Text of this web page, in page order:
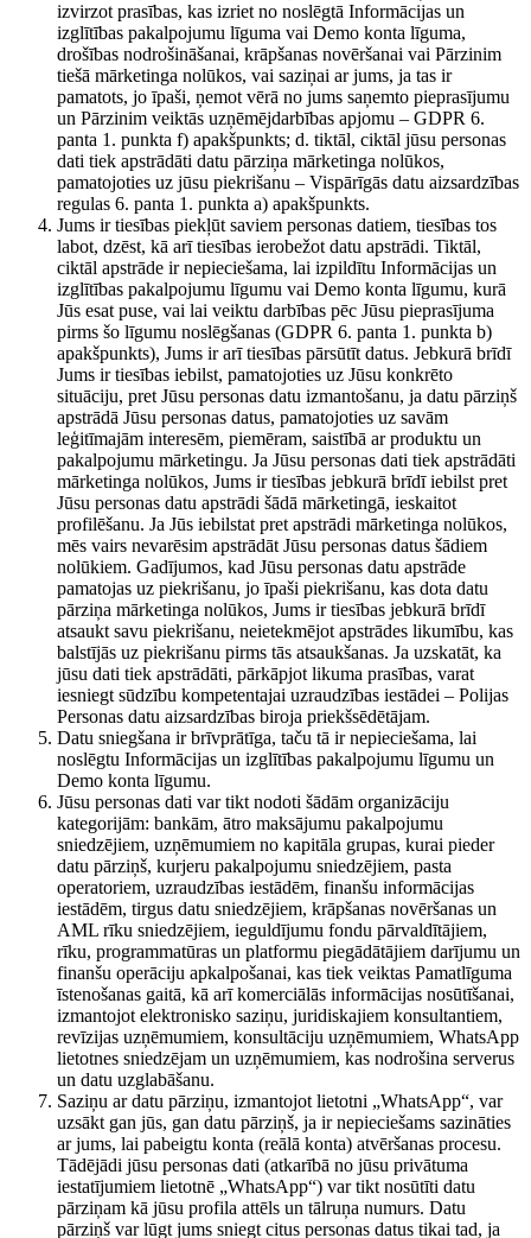
izvirzot prasības, kas izriet no noslēgtā Informācijas un
izglītības pakalpojumu līguma vai Demo konta līguma,
drošības nodrošināšanai, krāpšanas novēršanai vai Pārzinim
tiešā mārketinga nolūkos, vai saziņai ar jums, ja tas ir
pamatots, jo īpaši, ņemot vērā no jums saņemto pieprasījumu
un Pārzinim veiktās uzņēmējdarbības apjomu – GDPR 6.
panta 1. punkta f) apakšpunkts; d. tiktāl, ciktāl jūsu personas
dati tiek apstrādāti datu pārziņa mārketinga nolūkos,
pamatojoties uz jūsu piekrišanu – Vispārīgās datu aizsardzības
regulas 6. panta 1. punkta a) apakšpunkts.
Jums ir tiesības piekļūt saviem personas datiem, tiesības tos
labot, dzēst, kā arī tiesības ierobežot datu apstrādi. Tiktāl,
ciktāl apstrāde ir nepieciešama, lai izpildītu Informācijas un
izglītības pakalpojumu līgumu vai Demo konta līgumu, kurā
Jūs esat puse, vai lai veiktu darbības pēc Jūsu pieprasījuma
pirms šo līgumu noslēgšanas (GDPR 6. panta 1. punkta b)
apakšpunkts), Jums ir arī tiesības pārsūtīt datus. Jebkurā brīdī
Jums ir tiesības iebilst, pamatojoties uz Jūsu konkrēto
situāciju, pret Jūsu personas datu izmantošanu, ja datu pārziņš
apstrādā Jūsu personas datus, pamatojoties uz savām
leģitīmajām interesēm, piemēram, saistībā ar produktu un
pakalpojumu mārketingu. Ja Jūsu personas dati tiek apstrādāti
mārketinga nolūkos, Jums ir tiesības jebkurā brīdī iebilst pret
Jūsu personas datu apstrādi šādā mārketingā, ieskaitot
profilēšanu. Ja Jūs iebilstat pret apstrādi mārketinga nolūkos,
mēs vairs nevarēsim apstrādāt Jūsu personas datus šādiem
nolūkiem. Gadījumos, kad Jūsu personas datu apstrāde
pamatojas uz piekrišanu, jo īpaši piekrišanu, kas dota datu
pārziņa mārketinga nolūkos, Jums ir tiesības jebkurā brīdī
atsaukt savu piekrišanu, neietekmējot apstrādes likumību, kas
balstījās uz piekrišanu pirms tās atsaukšanas. Ja uzskatāt, ka
jūsu dati tiek apstrādāti, pārkāpjot likuma prasības, varat
iesniegt sūdzību kompetentajai uzraudzības iestādei – Polijas
Personas datu aizsardzības biroja priekšsēdētājam.
Datu sniegšana ir brīvprātīga, taču tā ir nepieciešama, lai
noslēgtu Informācijas un izglītības pakalpojumu līgumu un
Demo konta līgumu.
Jūsu personas dati var tikt nodoti šādām organizāciju
kategorijām: bankām, ātro maksājumu pakalpojumu
sniedzējiem, uzņēmumiem no kapitāla grupas, kurai pieder
datu pārziņš, kurjeru pakalpojumu sniedzējiem, pasta
operatoriem, uzraudzības iestādēm, finanšu informācijas
iestādēm, tirgus datu sniedzējiem, krāpšanas novēršanas un
AML rīku sniedzējiem, ieguldījumu fondu pārvaldītājiem,
rīku, programmatūras un platformu piegādātājiem darījumu un
finanšu operāciju apkalpošanai, kas tiek veiktas Pamatlīguma
īstenošanas gaitā, kā arī komerciālās informācijas nosūtīšanai,
izmantojot elektronisko saziņu, juridiskajiem konsultantiem,
revīzijas uzņēmumiem, konsultāciju uzņēmumiem, WhatsApp
lietotnes sniedzējam un uzņēmumiem, kas nodrošina serverus
un datu uzglabāšanu.
Saziņu ar datu pārziņu, izmantojot lietotni „WhatsApp“, var
uzsākt gan jūs, gan datu pārziņš, ja ir nepieciešams sazināties
ar jums, lai pabeigtu konta (reālā konta) atvēršanas procesu.
Tādējādi jūsu personas dati (atkarībā no jūsu privātuma
iestatījumiem lietotnē „WhatsApp“) var tikt nosūtīti datu
pārziņam kā jūsu profila attēls un tālruņa numurs. Datu
pārziņš var lūgt jums sniegt citus personas datus tikai tad, ja